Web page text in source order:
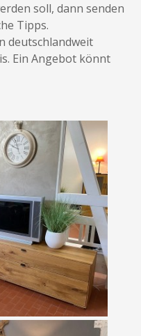
soll, dann senden
Tipps.
deutschlandweit
Ein Angebot könnt